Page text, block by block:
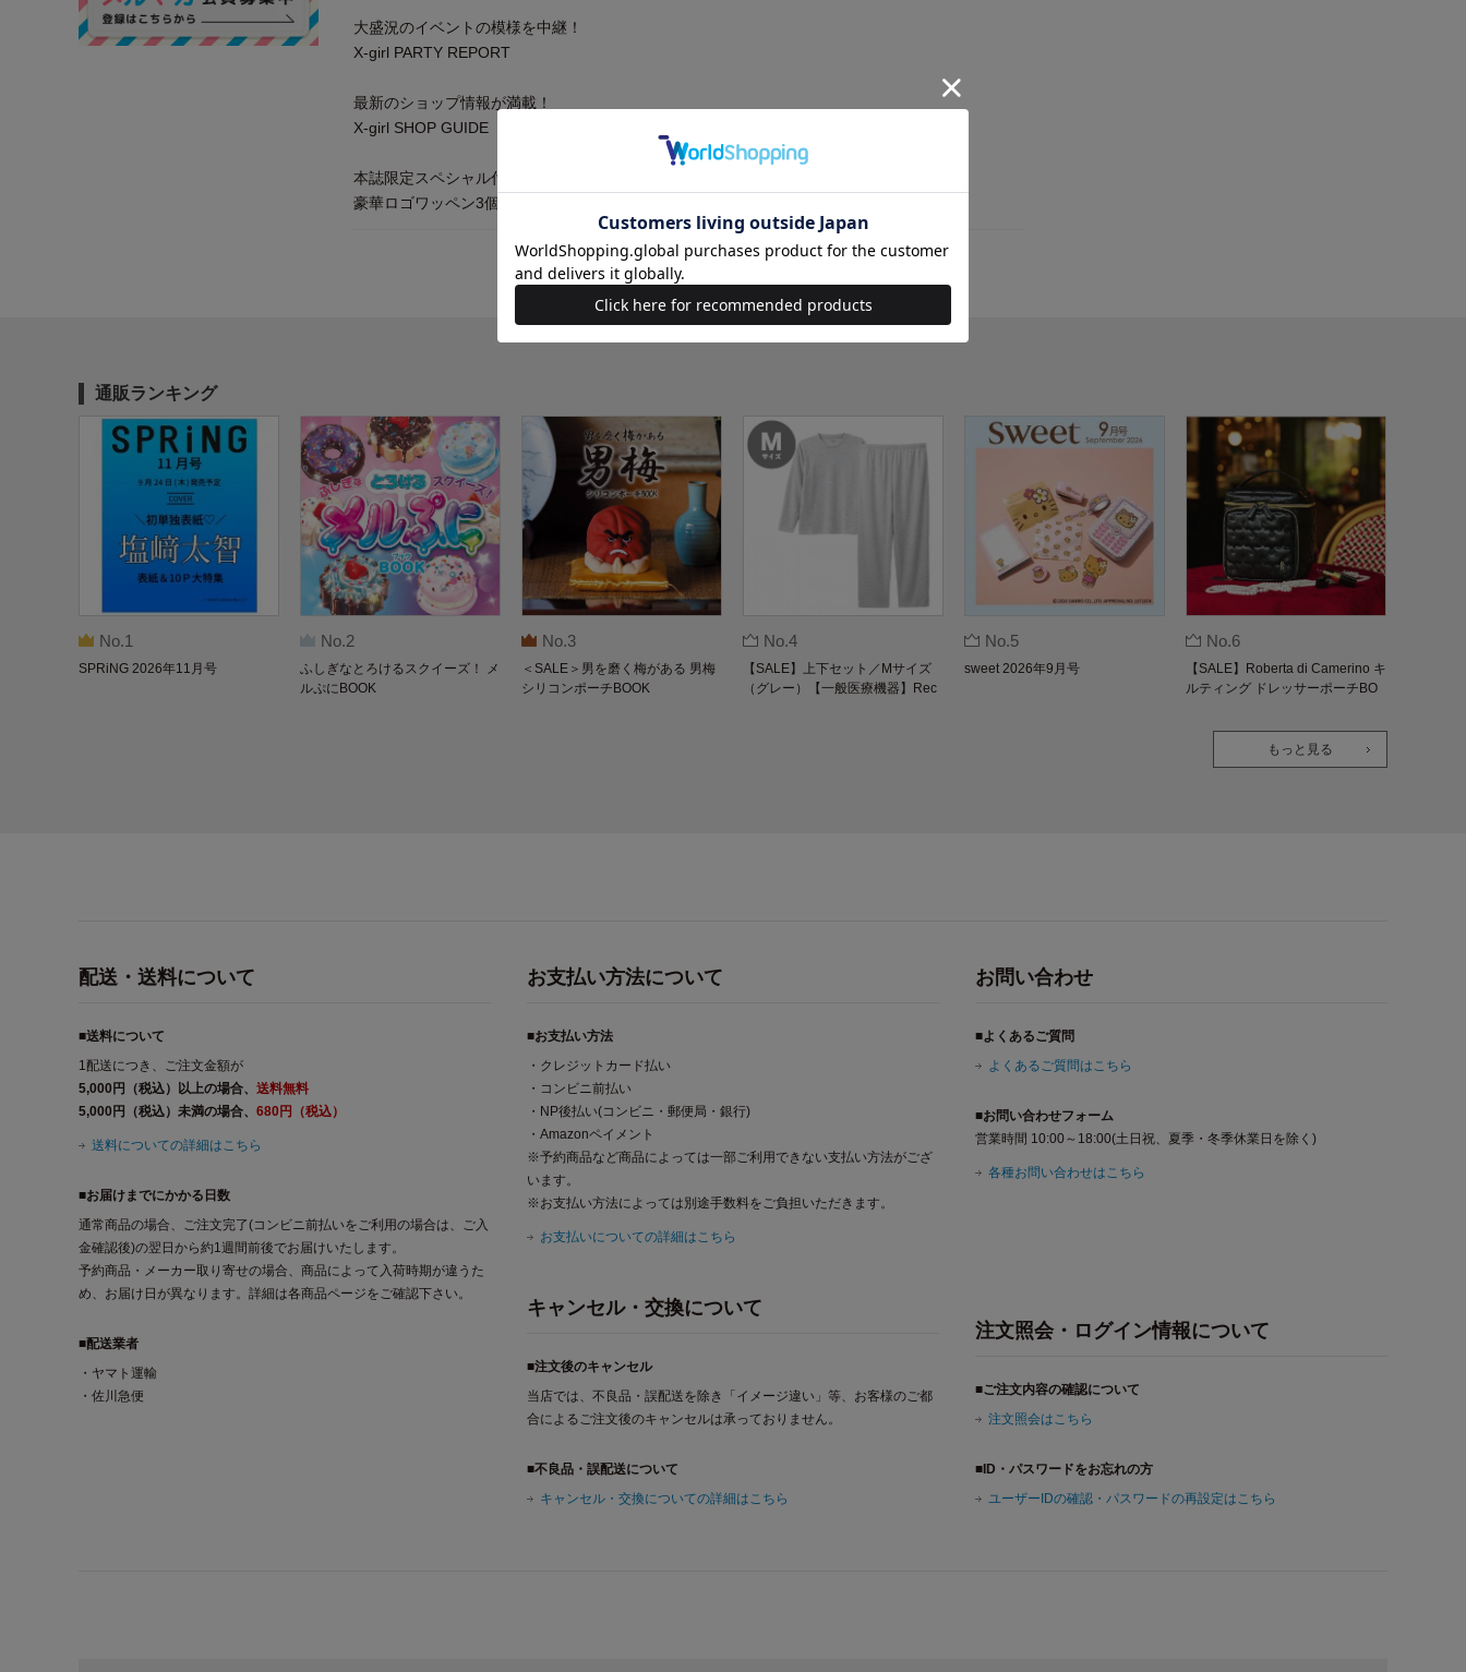
大盛況のイベントの模様を中継！
X-girl PARTY REPORT
最新のショップ情報が満載！
X-girl SHOP GUIDE
本誌限定スペシャル付録
豪華ロゴワッペン3個付きデニムトート
通販ランキング
No.1
SPRiNG 2026年11月号
No.2
ふしぎなとろけるスクイーズ！ メ
ルぷにBOOK
No.3
＜SALE＞男を磨く梅がある 男梅
シリコンポーチBOOK
No.4
【SALE】上下セット／Mサイズ
（グレー）【一般医療機器】Rec
No.5
sweet 2026年9月号
No.6
【SALE】Roberta di Camerino キ
ルティング ドレッサーポーチBO
もっと見る
配送・送料について
■送料について
1配送につき、ご注文金額が
5,000円（税込）以上の場合、 送料無料
5,000円（税込）未満の場合、 680円（税込）
送料についての詳細はこちら
■お届けまでにかかる日数
通常商品の場合、ご注文完了(コンビニ前払いをご利用の場合は、ご入
金確認後)の翌日から約1週間前後でお届けいたします。
予約商品・メーカー取り寄せの場合、商品によって入荷時期が違うた
め、お届け日が異なります。詳細は各商品ページをご確認下さい。
■配送業者
・ヤマト運輸
・佐川急便
お支払い方法について
■お支払い方法
・クレジットカード払い
・コンビニ前払い
・NP後払い(コンビニ・郵便局・銀行)
・Amazonペイメント
※予約商品など商品によっては一部ご利用できない支払い方法がござ
います。
※お支払い方法によっては別途手数料をご負担いただきます。
お支払いについての詳細はこちら
キャンセル・交換について
■注文後のキャンセル
当店では、不良品・誤配送を除き「イメージ違い」等、お客様のご都
合によるご注文後のキャンセルは承っておりません。
■不良品・誤配送について
キャンセル・交換についての詳細はこちら
お問い合わせ
■よくあるご質問
よくあるご質問はこちら
■お問い合わせフォーム
営業時間 10:00～18:00(土日祝、夏季・冬季休業日を除く)
各種お問い合わせはこちら
注文照会・ログイン情報について
■ご注文内容の確認について
注文照会はこちら
■ID・パスワードをお忘れの方
ユーザーIDの確認・パスワードの再設定はこちら